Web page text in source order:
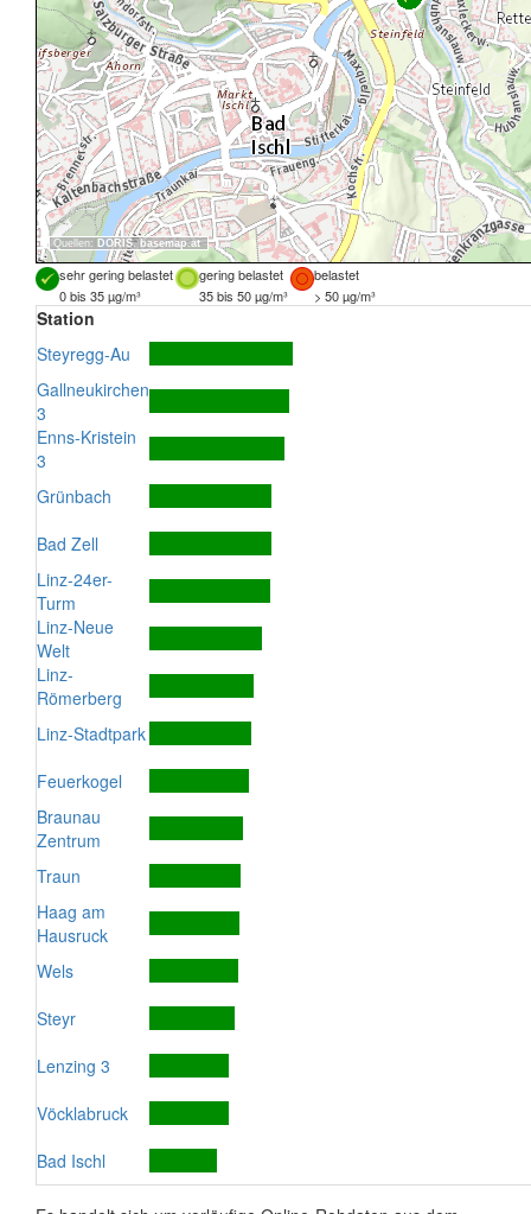
Quellen: DORIS, basemap.at
sehr gering belastet gering belastet
belastet
0 bis 35 µg/m³
35 bis 50 µg/m³ > 50 µg/m³
Station
Steyregg-Au
Gallneukirchen
3
Enns-Kristein
3
Grünbach
Bad Zell
Linz-24er-
Turm
Linz-Neue
Welt
Linz-
Römerberg
Linz-Stadtpark
Feuerkogel
Braunau
Zentrum
Traun
Haag am
Hausruck
Wels
Steyr
Lenzing 3
Vöcklabruck
Bad Ischl